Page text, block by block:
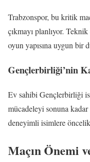
Trabzonspor, bu kritik
çıkmayı planlıyor.
oyun yapısına uygun bir
Gençlerbirliği’nin
Ev sahibi Gençlerbirliği
mücadeleyi sonuna
deneyimli isimlere
Maçın Önemi